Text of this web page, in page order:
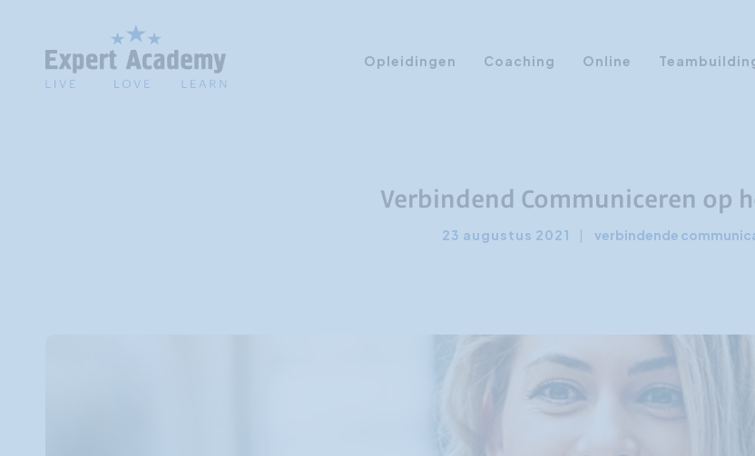
Opleidingen
Sales Training
Timemanagement
Management Training
Coaching Online
Verbindend Communiceren op
23 augustus 2021 | verbindende